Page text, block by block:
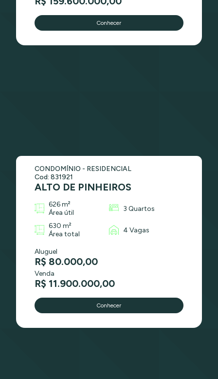
Conhecer
CONDOMÍNIO - RESIDENCIAL
Cod: 831921
ALTO DE PINHEIROS
626 m²
Área útil
3 Quartos
630 m²
Área total
4 Vagas
Aluguel
R$ 80.000,00
Venda
R$ 11.900.000,00
Conhecer